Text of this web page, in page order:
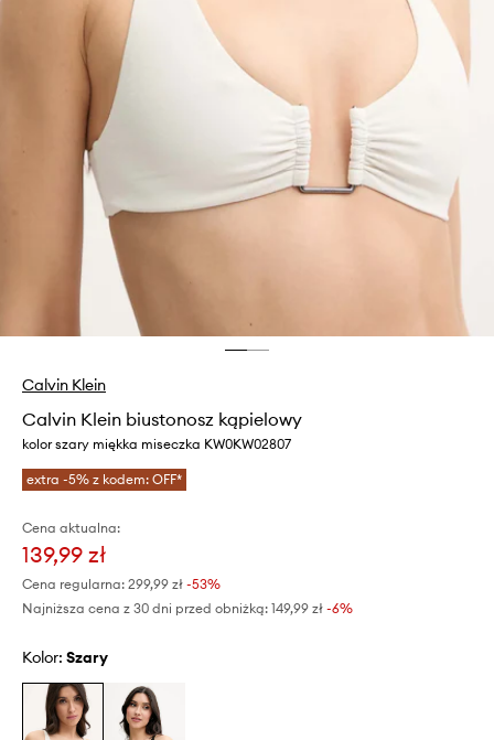
Calvin Klein
Calvin Klein biustonosz kąpielowy
kolor szary miękka miseczka KW0KW02807
extra -5% z kodem: OFF*
Cena aktualna:
139,99 zł
Cena regularna: 299,99 zł -53%
Najniższa cena z 30 dni przed obniżką: 149,99 zł -6%
Kolor: szary